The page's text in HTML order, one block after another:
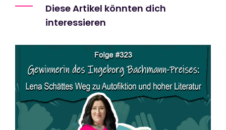
Diese Artikel könnten dich
interessieren